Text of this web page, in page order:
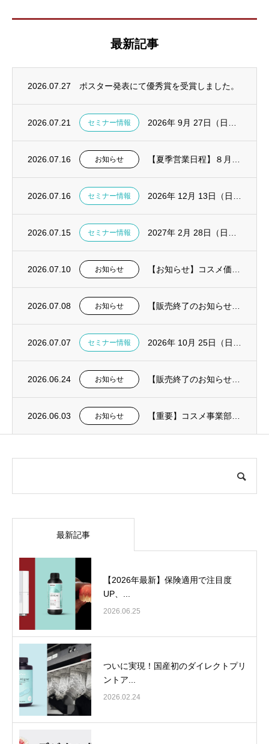
最新記事
2026.07.27 ポスター発表にて優秀賞を受賞しました。
2026.07.21 セミナー情報 2026年 9月 27日（日）診療で活きる！TreLab実践ハンズオンセミナー in東...
2026.07.16 お知らせ 【夏季営業日程】８月１１～１４日は休業いたします。
2026.07.16 セミナー情報 2026年 12月 13日（日）CGF・AFG ハンズオンセミナー in大阪開催決定
2026.07.15 セミナー情報 2027年 2月 28日（日）CGF・AFG ハンズオンセミナー in東京開催決定
2026.07.10 お知らせ 【お知らせ】コスメ価格改定および一部製品販売終了
2026.07.08 お知らせ 【販売終了のお知らせ】ピエゾ骨切削機 Surgybone（サージボーン）
2026.07.07 セミナー情報 2026年 10月 25日（日）失敗しないデジタル総義歯導入の実践解説セミナー in東...
2026.06.24 お知らせ 【販売終了のお知らせ】口腔内絆創膏オーラエイド
2026.06.03 お知らせ 【重要】コスメ事業部：夏季における送料についてのお知らせ
最新記事
【2026年最新】保険適用で注目度
UP、...
2026.06.25
ついに実現！国産初のダイレクトプリ
ントア...
2026.02.24